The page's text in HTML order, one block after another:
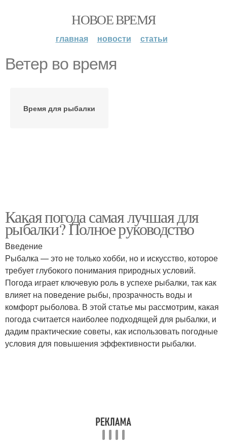
НОВОЕ ВРЕМЯ
главная новости статьи
Ветер во время
Время для рыбалки
Какая погода самая лучшая для
рыбалки? Полное руководство
Введение
Рыбалка — это не только хобби, но и искусство, которое
требует глубокого понимания природных условий.
Погода играет ключевую роль в успехе рыбалки, так как
влияет на поведение рыбы, прозрачность воды и
комфорт рыболова. В этой статье мы рассмотрим, какая
погода считается наиболее подходящей для рыбалки, и
дадим практические советы, как использовать погодные
условия для повышения эффективности рыбалки.